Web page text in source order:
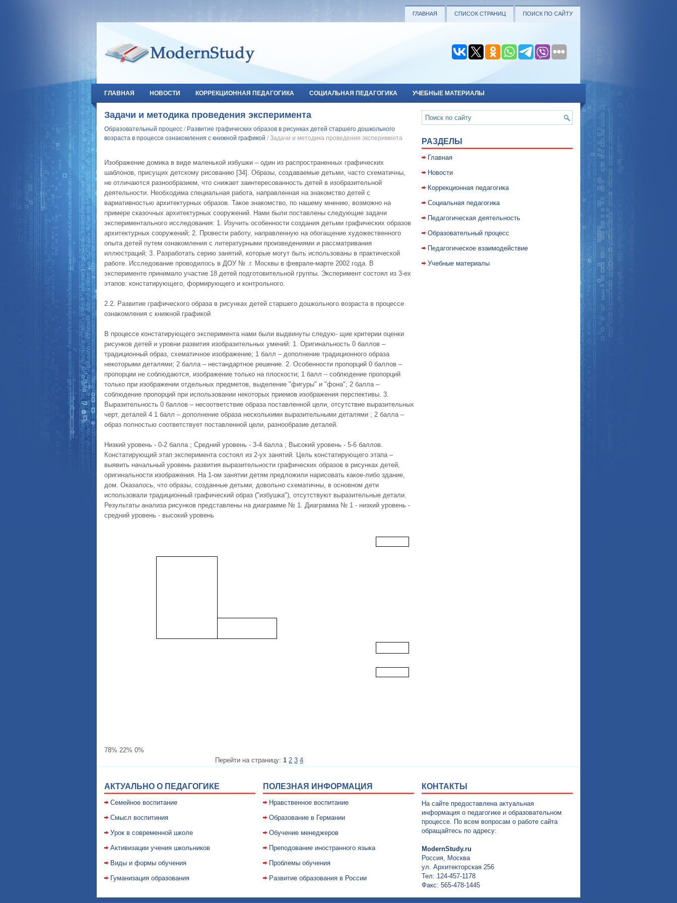
ГЛАВНАЯ СПИСОК СТРАНИЦ ПОИСК ПО САЙТУ
ГЛАВНАЯ НОВОСТИ КОРРЕКЦИОННАЯ ПЕДАГОГИКА СОЦИАЛЬНАЯ ПЕДАГОГИКА УЧЕБНЫЕ МАТЕРИАЛЫ
Задачи и методика проведения эксперимента
Образовательный процесс / Развитие графических образов в рисунках детей старшего дошкольного
возраста в процессе ознакомления с книжной графикой / Задачи и методика проведения эксперимента
Изображение домика в виде маленькой избушки – один из распространенных графических
шаблонов, присущих детскому рисованию [34]. Образы, создаваемые детьми, часто схематичны,
не отличаются разнообразием, что снижает заинтересованность детей в изобразительной
деятельности. Необходима специальная работа, направленная на знакомство детей с
вариативностью архитектурных образов. Такое знакомство, по нашему мнению, возможно на
примере сказочных архитектурных сооружений. Нами были поставлены следующие задачи
экспериментального исследования: 1. Изучить особенности создания детьми графических образов
архитектурных сооружений; 2. Провести работу, направленную на обогащение художественного
опыта детей путем ознакомления с литературными произведениями и рассматривания
иллюстраций; 3. Разработать серию занятий, которые могут быть использованы в практической
работе. Исследование проводилось в ДОУ № .г. Москвы в феврале-марте 2002 года. В
эксперименте принимало участие 18 детей подготовительной группы. Эксперимент состоял из 3-ех
этапов: констатирующего, формирующего и контрольного.
2.2. Развитие графического образа в рисунках детей старшего дошкольного возраста в процессе
ознакомления с книжной графикой
В процессе констатирующего эксперимента нами были выдвинуты следую- щие критерии оценки
рисунков детей и уровни развития изобразительных умений: 1. Оригинальность 0 баллов –
традиционный образ, схематичное изображение; 1 балл – дополнение традиционного образа
некоторыми деталями; 2 балла – нестандартное решение. 2. Особенности пропорций 0 баллов –
пропорции не соблюдаются, изображение только на плоскости; 1 балл – соблюдение пропорций
только при изображении отдельных предметов, выделение "фигуры" и "фона"; 2 балла –
соблюдение пропорций при использовании некоторых приемов изображения перспективы. 3.
Выразительность 0 баллов – несоответствие образа поставленной цели, отсутствие выразительных
черт, деталей 4 1 балл – дополнение образа несколькими выразительными деталями ; 2 балла –
образ полностью соответствует поставленной цели, разнообразие деталей.
Низкий уровень - 0-2 балла ; Средний уровень - 3-4 балла ; Высокий уровень - 5-6 баллов.
Констатирующий этап эксперимента состоял из 2-ух занятий. Цель констатирующего этапа –
выявить начальный уровень развития выразительности графических образов в рисунках детей,
оригинальности изображения. На 1-ом занятии детям предложили нарисовать какое-либо здание,
дом. Оказалось, что образы, созданные детьми, довольно схематичны, в основном дети
использовали традиционный графический образ ("избушка"), отсутствуют выразительные детали.
Результаты анализа рисунков представлены на диаграмме № 1. Диаграмма № 1 - низкий уровень -
средний уровень - высокий уровень
78% 22% 0%
Перейти на страницу: 1 2 3 4
РАЗДЕЛЫ
Главная
Новости
Коррекционная педагогика
Социальная педагогика
Педагогическая деятельность
Образовательный процесс
Педагогическое взаимодействие
Учебные материалы
АКТУАЛЬНО О ПЕДАГОГИКЕ
Семейное воспитание
Смысл воспитиния
Уpок в совpеменной школе
Активизации учения школьников
Виды и формы обучения
Гуманизация образования
ПОЛЕЗНАЯ ИНФОРМАЦИЯ
Нравственное воспитание
Образование в Германии
Обучение менеджеров
Преподование иностранного языка
Проблемы обучения
Развитие образования в России
КОНТАКТЫ
На сайте предоставлена актуальная
информация о педагогике и образовательном
процессе. По всем вопросам о работе сайта
обращайтесь по адресу:
ModernStudy.ru
Россия, Москва
ул. Архитекторская 256
Тел: 124-457-1178
Факс: 565-478-1445